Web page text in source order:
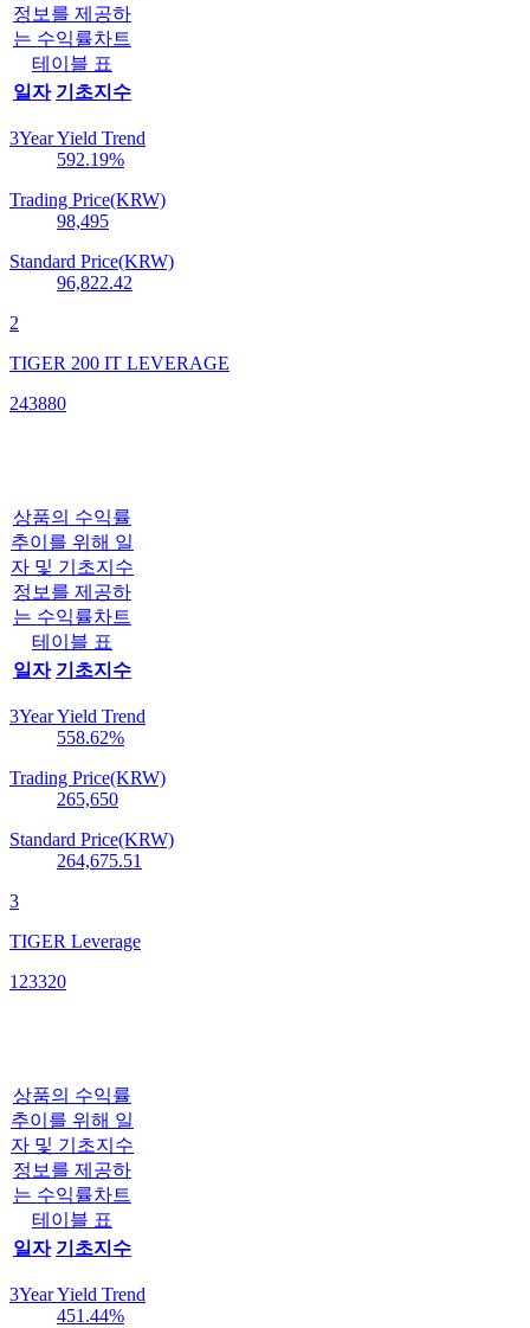
정보를 제공하
는 수익률차트
테이블 표
일자 기초지수
3Year Yield Trend
592.19%
Trading Price(KRW)
98,495
Standard Price(KRW)
96,822.42
2
TIGER 200 IT LEVERAGE
243880
상품의 수익률
추이를 위해 일
자 및 기초지수
정보를 제공하
는 수익률차트
테이블 표
일자 기초지수
3Year Yield Trend
558.62%
Trading Price(KRW)
265,650
Standard Price(KRW)
264,675.51
3
TIGER Leverage
123320
상품의 수익률
추이를 위해 일
자 및 기초지수
정보를 제공하
는 수익률차트
테이블 표
일자 기초지수
3Year Yield Trend
451.44%